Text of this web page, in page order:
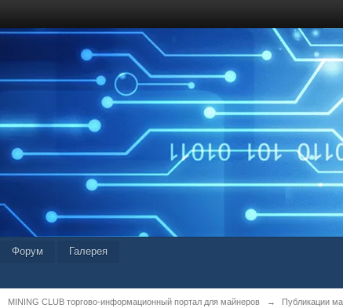
Форум Галерея
MINING CLUB торгово-информационный портал для майнеров → Публикации